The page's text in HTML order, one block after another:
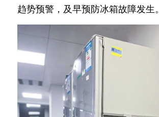
趋势预警，及早预防冰箱故障发生。